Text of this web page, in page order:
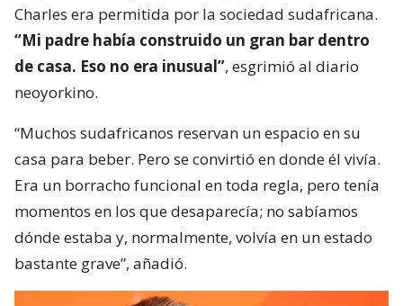
Charles era permitida por la sociedad sudafricana.
“Mi padre había construido un gran bar dentro
de casa. Eso no era inusual”, esgrimió al diario
neoyorkino.
“Muchos sudafricanos reservan un espacio en su
casa para beber. Pero se convirtió en donde él vivía.
Era un borracho funcional en toda regla, pero tenía
momentos en los que desaparecía; no sabíamos
dónde estaba y, normalmente, volvía en un estado
bastante grave”, añadió.